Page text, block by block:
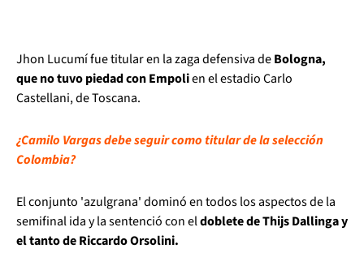
Jhon Lucumí fue titular en la zaga defensiva deBologna,
que no tuvo piedad con Empolien el estadio Carlo
Castellani, de Toscana.
¿Camilo Vargas debe seguir como titular de la selección
Colombia?
El conjunto 'azulgrana' dominó en todos los aspectos de la
semifinal ida y la sentenció con eldoblete de Thijs Dallinga y
el tanto de Riccardo Orsolini.